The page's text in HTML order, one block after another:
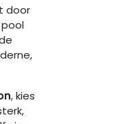
door
, kies